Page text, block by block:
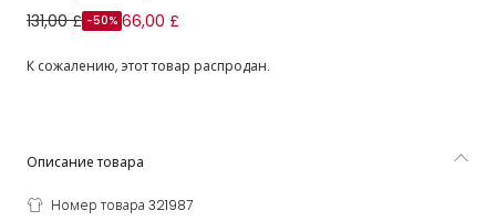
Подарочный комплект детской одежды из хлопка пима с
131,00 £ -50% 66,00 £
К сожалению, этот товар распродан.
Описание товара
Номер товара 321987